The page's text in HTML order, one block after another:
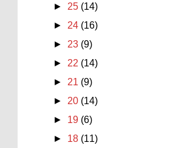
► 25 (14)
► 24 (16)
► 23 (9)
► 22 (14)
► 21 (9)
► 20 (14)
► 19 (6)
► 18 (11)